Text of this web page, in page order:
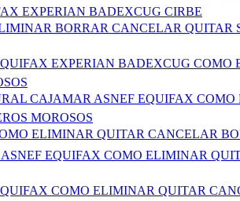
EXPERIAN BADEXCUG CIRBE
BORRAR CANCELAR
EXPERIAN BADEXCUG
CAJAMAR ASNEF EQUIFAX
MOROSOS
ELIMINAR QUITAR CANCELAR
ASNEF EQUIFAX COMO ELIMINAR
COMO ELIMINAR QUITAR